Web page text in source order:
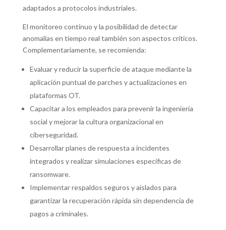
adaptados a protocolos industriales.
El monitoreo continuo y la posibilidad de detectar
anomalías en tiempo real también son aspectos críticos.
Complementariamente, se recomienda:
Evaluar y reducir la superficie de ataque mediante la
aplicación puntual de parches y actualizaciones en
plataformas OT.
Capacitar a los empleados para prevenir la ingeniería
social y mejorar la cultura organizacional en
ciberseguridad.
Desarrollar planes de respuesta a incidentes
integrados y realizar simulaciones específicas de
ransomware.
Implementar respaldos seguros y aislados para
garantizar la recuperación rápida sin dependencia de
pagos a criminales.